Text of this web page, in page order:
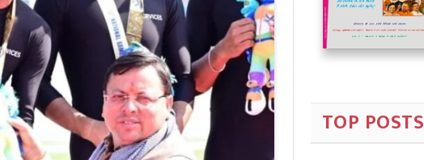
TOP POSTS